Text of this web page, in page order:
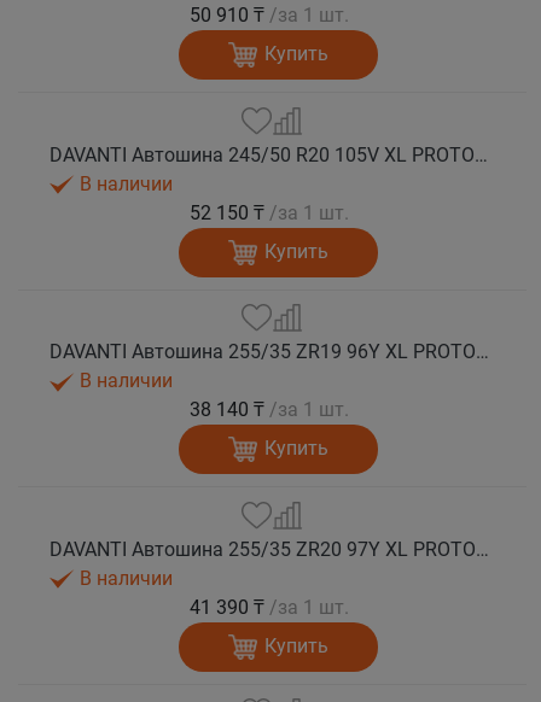
50 910 ₸ /за 1 шт.
Купить
DAVANTI Автошина 245/50 R20 105V XL PROTOURA SPORT RPR лето
В наличии
52 150 ₸ /за 1 шт.
Купить
DAVANTI Автошина 255/35 ZR19 96Y XL PROTOURA SPORT RPR лето
В наличии
38 140 ₸ /за 1 шт.
Купить
DAVANTI Автошина 255/35 ZR20 97Y XL PROTOURA SPORT RPR лето
В наличии
41 390 ₸ /за 1 шт.
Купить